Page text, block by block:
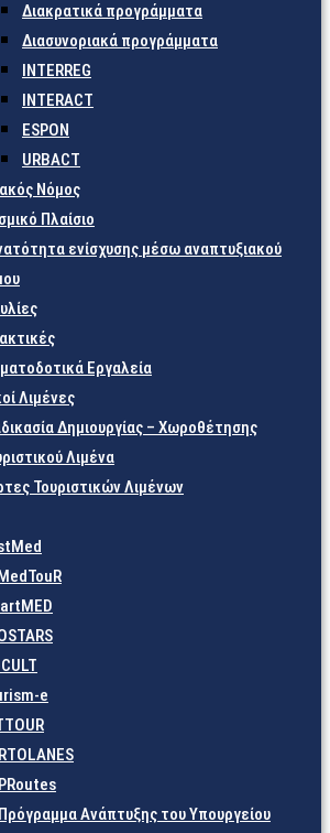
Διακρατικά προγράμματα
Διασυνοριακά προγράμματα
INTERREG
INTERACT
ESPON
URBACT
Νόμος
Πλαίσιο
ενίσχυσης μέσω αναπτυξιακού
Εργαλεία
Λιμένες
Δημιουργίας – Χωροθέτησης
Λιμένα
Τουριστικών Λιμένων
e
Ανάπτυξης του Υπουργείου